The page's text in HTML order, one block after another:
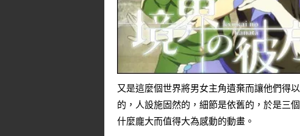
又是這麼個世界將男女主角遺棄而讓他們得
的，人設施固然的，細節是依舊的，於是三
什麼龐大而值得大為感動的動畫。